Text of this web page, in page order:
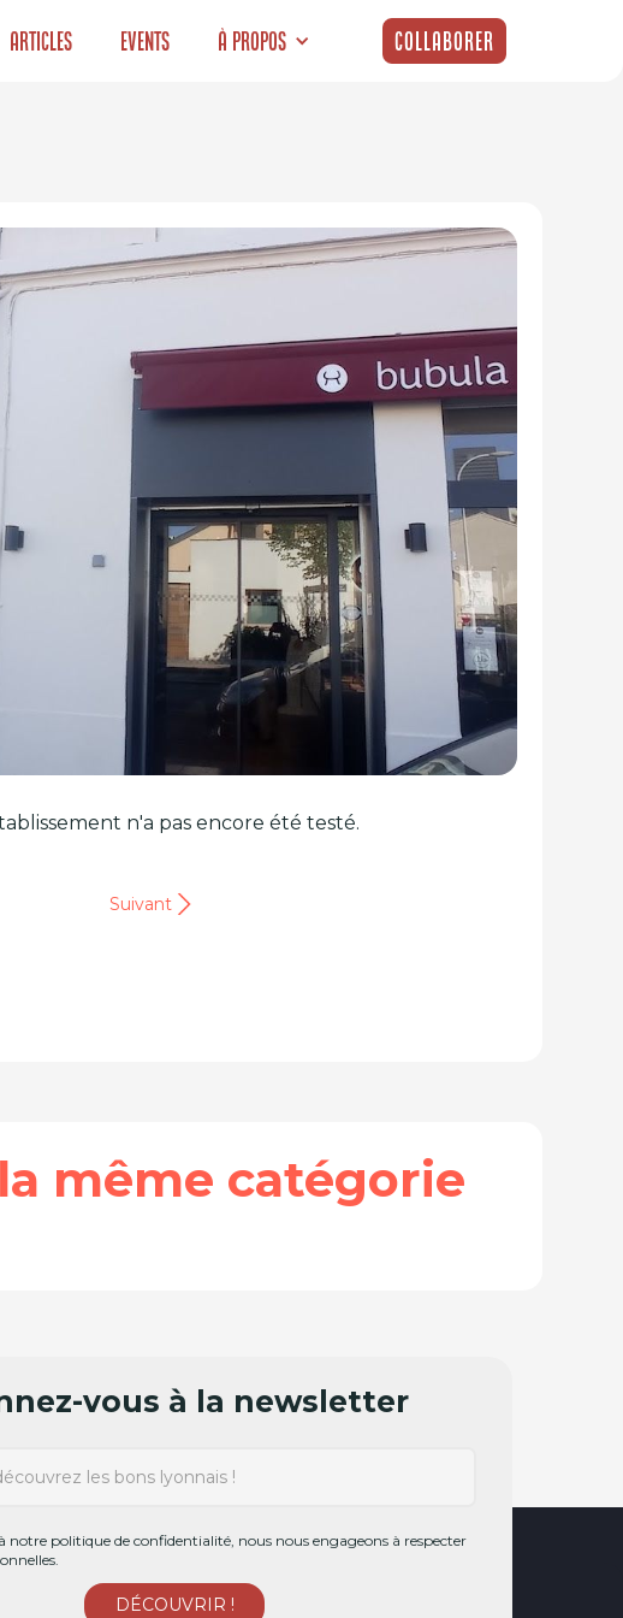
Articles Events À propos Collaborer
n'a pas encore été testé.
Suivant
même catégorie
vous à la newsletter
notre politique de confidentialité, nous nous engageons à respecter